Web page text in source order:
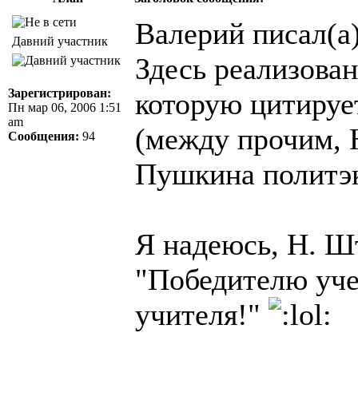
Давний участник
Зарегистрирован:
Пн мар 06, 2006 1:51
am
Сообщения: 94
Валерий
Здесь
которую
(между
Пушкина
Я надеюсь, H.
"Победителю
учителя!"